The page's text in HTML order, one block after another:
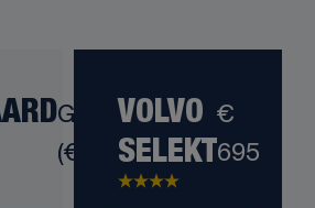
Gratis
(€ 0)
VOLVO
SELEKT
€
695